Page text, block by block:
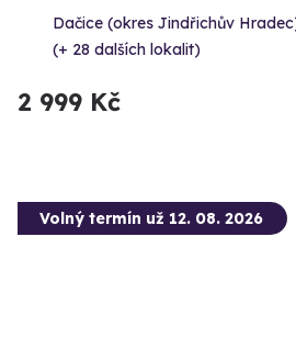
Dačice (okres Jindřichův
(+ 28 dalších lokalit)
2 999 Kč
Volný termín už 12. 08. 2026